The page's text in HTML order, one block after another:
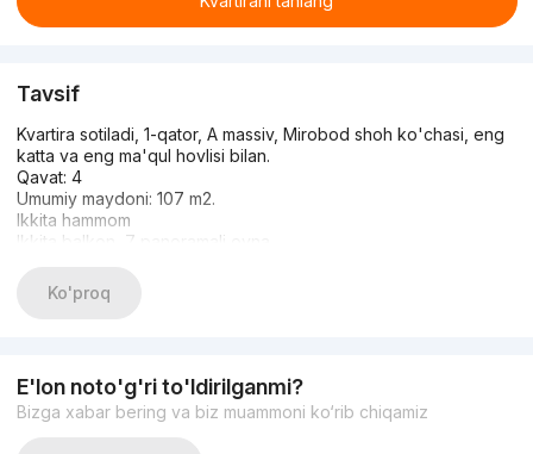
Tavsif
Kvartira sotiladi, 1-qator, A massiv, Mirobod shoh ko'chasi, eng
katta va eng ma'qul hovlisi bilan.
Qavat: 4
Umumiy maydoni: 107 m2.
Ikkita hammom
Ikkita balkon, 7 panoramali oyna
Foydalari:
- 1,2 gektar maydonga ega shaxsiy hovli-bog'
Kvartirada qimmat va chetdan keltirilgan materiallar ishlatilgan
Kasalxona bozori, Assob sobori, Chimyon tog'lari, shuningdek,
Ko'proq
E'lon noto'g'ri to'ldirilganmi?
Bizga xabar bering va biz muammoni ko‘rib chiqamiz